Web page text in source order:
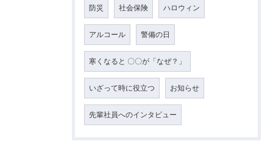
防災 社会保険 ハロウィン
アルコール 警備の日
寒くなると 〇〇が「なぜ？」
いざって時に役立つ お知らせ
先輩社員へのインタビュー